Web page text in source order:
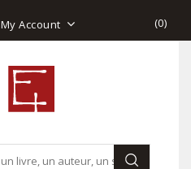
My Account (0)